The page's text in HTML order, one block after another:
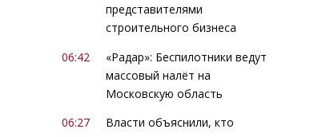
представителями
строительного бизнеса
06:42
«Радар»: Беспилотники ведут
массовый налёт на
Московскую область
06:27
Власти объяснили, кто